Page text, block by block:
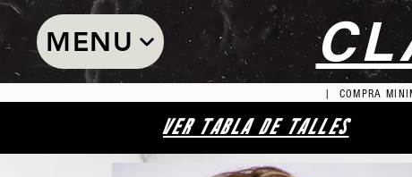
MENU
| COMPRA
VER TABLA DE TALLES